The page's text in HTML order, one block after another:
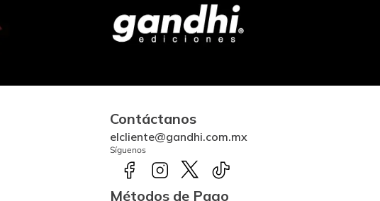
Contáctanos
elcliente@gandhi.com.mx
Síguenos
Métodos de Pago